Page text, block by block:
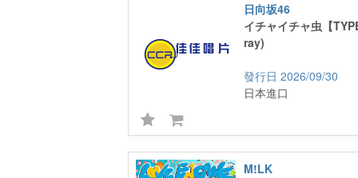
日向坂46
イチャイチャ虫【
ray)
2026/09/30
日本進口
M!LK